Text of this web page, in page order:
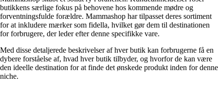
butikkens særlige fokus på behovene hos kommende mødre og
forventningsfulde forældre. Mammashop har tilpasset deres sortiment
for at inkludere mærker som fidella, hvilket gør dem til destinationen
for forbrugere, der leder efter denne specifikke vare.
Med disse detaljerede beskrivelser af hver butik kan forbrugerne få en
dybere forståelse af, hvad hver butik tilbyder, og hvorfor de kan være
den ideelle destination for at finde det ønskede produkt inden for denne
niche.